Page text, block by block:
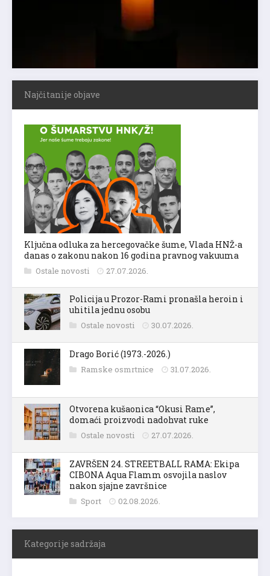
Najčitanije objave
Ključna odluka za hercegovačke šume, Vlada HNŽ-a
danas o zakonu nakon 16 godina pravnog vakuuma
Ostale novosti 27.07.2026.
Policija u Prozor-Rami pronašla heroin i
uhitila jednu osobu
Ostale novosti 30.07.2026.
Drago Borić (1973.-2026.)
Ramske osmrtnice 31.07.2026.
Otvorena kušaonica “Okusi Rame”,
domaći proizvodi nadohvat ruke
Ostale novosti 27.07.2026.
ZAVRŠEN 24. STREETBALL RAMA: Ekipa
CIBONA Aqua Flamm osvojila naslov
nakon sjajne završnice
Sport 02.08.2026.
Kategorije sadržaja